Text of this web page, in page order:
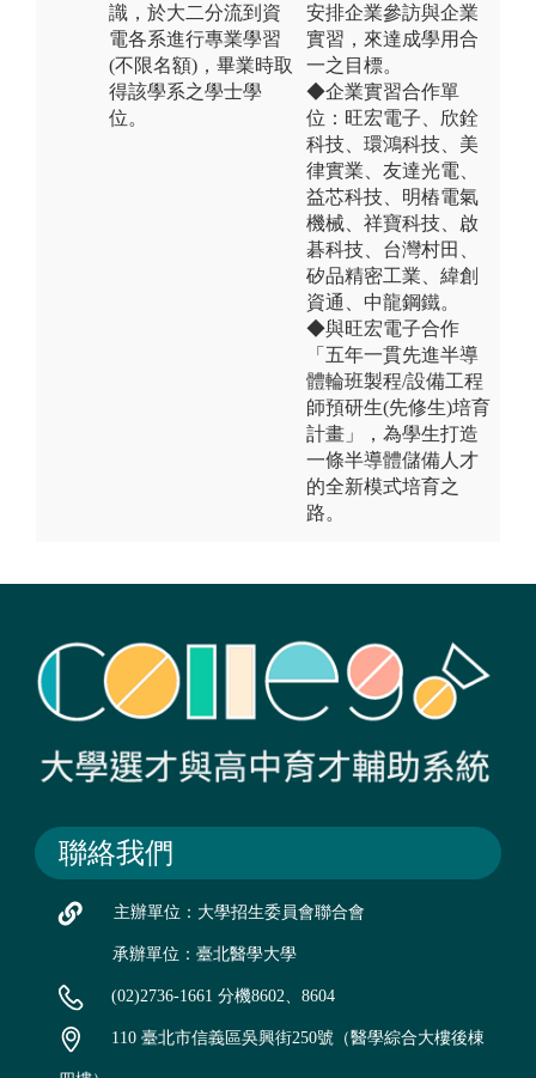
識，於大二分流到資
電各系進行專業學習
(不限名額)，畢業時取
得該學系之學士學
位。
安排企業參訪與企業
實習，來達成學用合
一之目標。
◆企業實習合作單
位：旺宏電子、欣銓
科技、環鴻科技、美
律實業、友達光電、
益芯科技、明樁電氣
機械、祥寶科技、啟
碁科技、台灣村田、
矽品精密工業、緯創
資通、中龍鋼鐵。
◆與旺宏電子合作
「五年一貫先進半導
體輪班製程/設備工程
師預研生(先修生)培育
計畫」，為學生打造
一條半導體儲備人才
的全新模式培育之
路。
聯絡我們
主辦單位：大學招生委員會聯合會
承辦單位：臺北醫學大學
(02)2736-1661 分機8602、8604
110 臺北市信義區吳興街250號（醫學綜合大樓後棟